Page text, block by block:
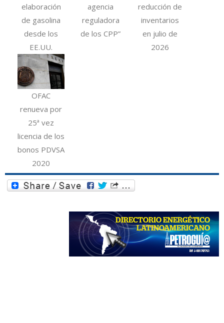
elaboración
de gasolina
desde los
EE.UU.
agencia
reguladora
de los CPP”
reducción de
inventarios
en julio de
2026
OFAC
renueva por
25ª vez
licencia de los
bonos PDVSA
2020